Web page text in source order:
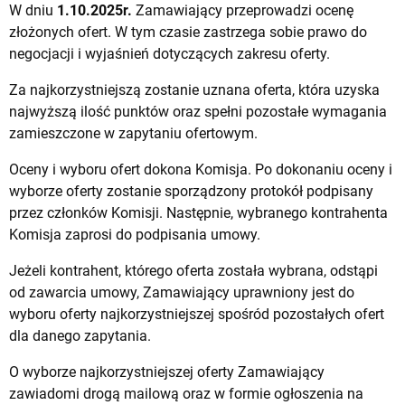
W dniu 1.10.2025r. Zamawiający przeprowadzi ocenę
złożonych ofert. W tym czasie zastrzega sobie prawo do
negocjacji i wyjaśnień dotyczących zakresu oferty.
Za najkorzystniejszą zostanie uznana oferta, która uzyska
najwyższą ilość punktów oraz spełni pozostałe wymagania
zamieszczone w zapytaniu ofertowym.
Oceny i wyboru ofert dokona Komisja. Po dokonaniu oceny i
wyborze oferty zostanie sporządzony protokół podpisany
przez członków Komisji. Następnie, wybranego kontrahenta
Komisja zaprosi do podpisania umowy.
Jeżeli kontrahent, którego oferta została wybrana, odstąpi
od zawarcia umowy, Zamawiający uprawniony jest do
wyboru oferty najkorzystniejszej spośród pozostałych ofert
dla danego zapytania.
O wyborze najkorzystniejszej oferty Zamawiający
zawiadomi drogą mailową oraz w formie ogłoszenia na